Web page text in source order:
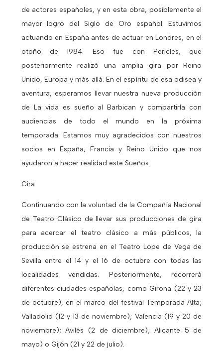
de actores españoles, y en esta obra, posiblemente el
mayor logro del Siglo de Oro español. Estuvimos
actuando en España antes de actuar en Londres, en el
otoño de 1984. Eso fue con Pericles, que
posteriormente realizó una amplia gira por Reino
Unido, Europa y más allá. En el espíritu de esa odisea y
aventura, esperamos llevar nuestra nueva producción
de La vida es sueño al Barbican y compartirla con
audiencias de todo el mundo en la próxima
temporada. Estamos muy agradecidos con nuestros
socios en España, Francia y Reino Unido que nos
ayudaron a hacer realidad este Sueño».
Gira
Continuando con la voluntad de la Compañía Nacional
de Teatro Clásico de llevar sus producciones de gira
para acercar el teatro clásico a más públicos, la
producción se estrena en el Teatro Lope de Vega de
Sevilla entre el 14 y el 16 de octubre con todas las
localidades vendidas. Posteriormente, recorrerá
diferentes ciudades españolas, como Girona (22 y 23
de octubre), en el marco del festival Temporada Alta;
Valladolid (12 y 13 de noviembre); Valencia (19 y 20 de
noviembre); Avilés (2 de diciembre); Alicante 5 de
mayo) o Gijón (21 y 22 de julio).